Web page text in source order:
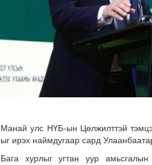
Манай улс НҮБ-ын Цөлжилттэй
ыг ирэх наймдугаар сард
Бага хурлыг угтан уур